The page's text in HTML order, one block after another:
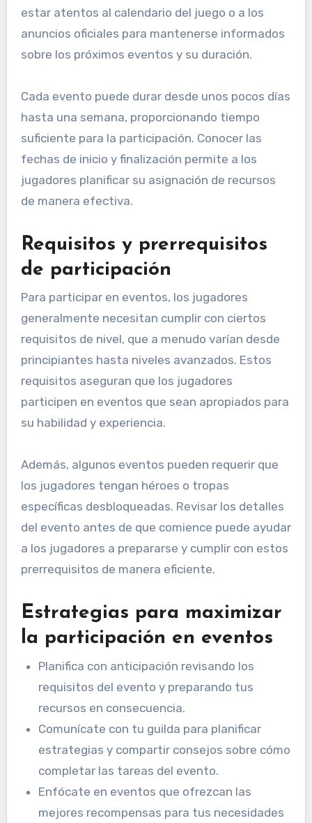
estar atentos al calendario del juego o a los
anuncios oficiales para mantenerse informados
sobre los próximos eventos y su duración.
Cada evento puede durar desde unos pocos días
hasta una semana, proporcionando tiempo
suficiente para la participación. Conocer las
fechas de inicio y finalización permite a los
jugadores planificar su asignación de recursos
de manera efectiva.
Requisitos y prerrequisitos
de participación
Para participar en eventos, los jugadores
generalmente necesitan cumplir con ciertos
requisitos de nivel, que a menudo varían desde
principiantes hasta niveles avanzados. Estos
requisitos aseguran que los jugadores
participen en eventos que sean apropiados para
su habilidad y experiencia.
Además, algunos eventos pueden requerir que
los jugadores tengan héroes o tropas
específicas desbloqueadas. Revisar los detalles
del evento antes de que comience puede ayudar
a los jugadores a prepararse y cumplir con estos
prerrequisitos de manera eficiente.
Estrategias para maximizar
la participación en eventos
Planifica con anticipación revisando los
requisitos del evento y preparando tus
recursos en consecuencia.
Comunícate con tu guilda para planificar
estrategias y compartir consejos sobre cómo
completar las tareas del evento.
Enfócate en eventos que ofrezcan las
mejores recompensas para tus necesidades